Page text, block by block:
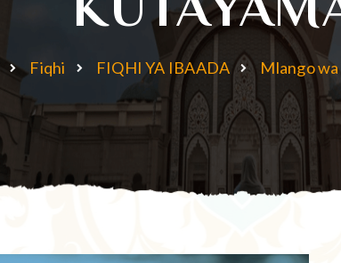
Fiqhi FIQHI YA IBAADA Mlango